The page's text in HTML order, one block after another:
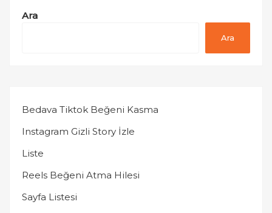
Ara
Ara
Bedava Tiktok Beğeni Kasma
Instagram Gizli Story İzle
Liste
Reels Beğeni Atma Hilesi
Sayfa Listesi